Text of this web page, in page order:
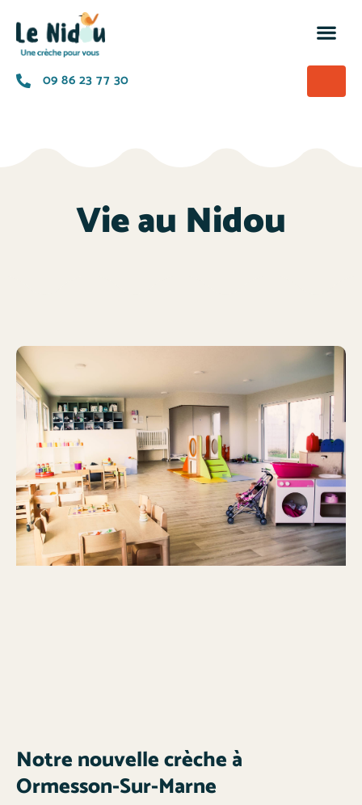
09 86 23 77 30
Vie au Nidou
Notre nouvelle crèche à
Ormesson-Sur-Marne